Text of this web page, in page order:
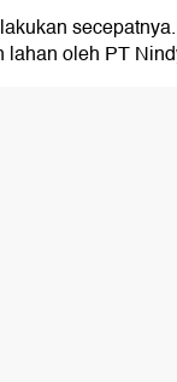
oleh PT